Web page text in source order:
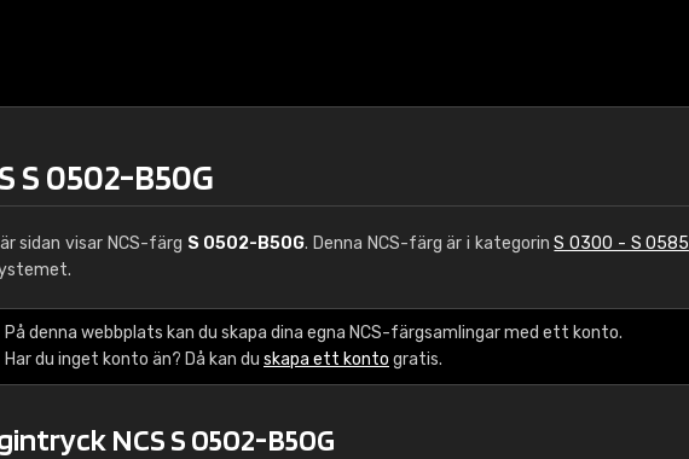
S 0502-B50G
sidan visar NCS-färg S 0502-B50G. Denna NCS-färg är i kategorinS 0300 - S 0585
På denna webbplats kan du skapa dina egna NCS-färgsamlingar med ett konto.
Har du inget konto än? Då kan du skapa ett konto gratis.
NCS S 0502-B50G